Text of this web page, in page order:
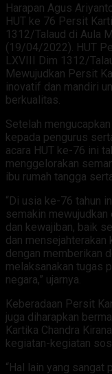
Harapan Agus
HUT ke 76 Persit
1312/Talaud di Aula
(19/04/2022). HUT
LXVIII Dim 1312/
Mewujudkan Persit
inovatif dan mandiri
berkualitas.
Setelah
kepada pengurus
acara HUT ke-76 ini
menggelorakan
ibu rumah tangga
“Di usia ke-76 tahun
semakin
dan kewajiban, baik
dan
dengan memberikan
melaksanakan tugas
negara,” ujarnya.
Keberadaan Persit
juga diharapkan
Kartika Chandra
kegiatan-kegiatan
“Hal lain yang sangat